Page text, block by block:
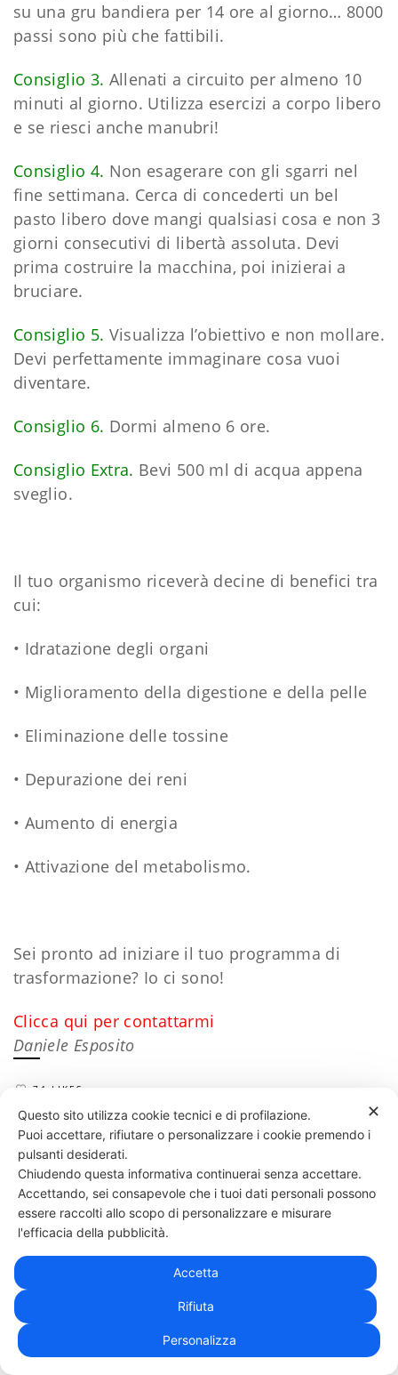
su una gru bandiera per 14 ore al giorno… 8000
passi sono più che fattibili.
Consiglio 3. Allenati a circuito per almeno 10
minuti al giorno. Utilizza esercizi a corpo libero
e se riesci anche manubri!
Consiglio 4. Non esagerare con gli sgarri nel
fine settimana. Cerca di concederti un bel
pasto libero dove mangi qualsiasi cosa e non 3
giorni consecutivi di libertà assoluta. Devi
prima costruire la macchina, poi inizierai a
bruciare.
Consiglio 5. Visualizza l’obiettivo e non mollare.
Devi perfettamente immaginare cosa vuoi
diventare.
Consiglio 6. Dormi almeno 6 ore.
Consiglio Extra. Bevi 500 ml di acqua appena
sveglio.
Il tuo organismo riceverà decine di benefici tra
cui:
• Idratazione degli organi
• Miglioramento della digestione e della pelle
• Eliminazione delle tossine
• Depurazione dei reni
• Aumento di energia
• Attivazione del metabolismo.
Sei pronto ad iniziare il tuo programma di
trasformazione? Io ci sono!
Clicca qui per contattarmi
Daniele Esposito
74 LIKES
✕
Questo sito utilizza cookie tecnici e di profilazione.
Puoi accettare, rifiutare o personalizzare i cookie premendo i
pulsanti desiderati.
Chiudendo questa informativa continuerai senza accettare.
Accettando, sei consapevole che i tuoi dati personali possono
essere raccolti allo scopo di personalizzare e misurare
l'efficacia della pubblicità.
Accetta
Rifiuta
Personalizza